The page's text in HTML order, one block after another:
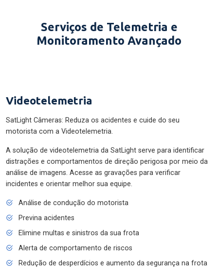
Serviços de Telemetria e
Monitoramento Avançado
Videotelemetria
SatLight Câmeras: Reduza os acidentes e cuide do seu
motorista com a Videotelemetria.
A solução de videotelemetria da SatLight serve para identificar
distrações e comportamentos de direção perigosa por meio da
análise de imagens. Acesse as gravações para verificar
incidentes e orientar melhor sua equipe.
Análise de condução do motorista
Previna acidentes
Elimine multas e sinistros da sua frota
Alerta de comportamento de riscos
Redução de desperdícios e aumento da segurança na frota